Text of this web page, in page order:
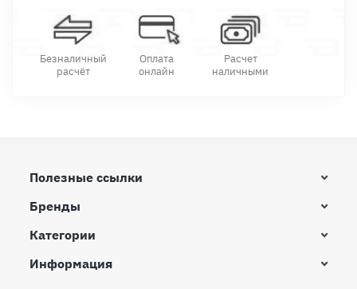
Безналичный
расчёт
Оплата
онлайн
Расчет
наличными
Полезные ссылки
Бренды
Категории
Информация